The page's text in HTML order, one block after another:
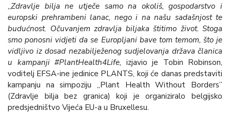
„Zdravlje bilja ne utječe samo na okoliš, gospodarstvo i
europski prehrambeni lanac, nego i na našu sadašnjost te
budućnost. Očuvanjem zdravlja biljaka štitimo život. Stoga
smo ponosni vidjeti da se Europljani bave tom temom, što je
vidljivo iz dosad nezabilježenog sudjelovanja država članica
u kampanji #PlantHealth4Life, izjavio je Tobin Robinson,
voditelj EFSA-ine jedinice PLANTS, koji će danas predstaviti
kampanju na simpoziju „Plant Health Without Borders”
(Zdravlje bilja bez granica) koji je organiziralo belgijsko
predsjedništvo Vijeća EU-a u Bruxellesu.